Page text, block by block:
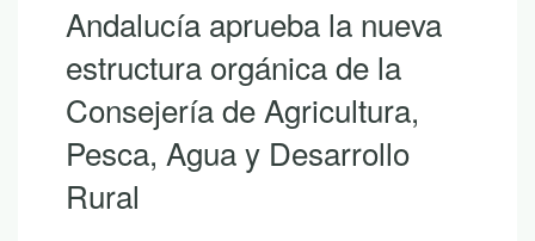
Andalucía aprueba la nueva
estructura orgánica de la
Consejería de Agricultura,
Pesca, Agua y Desarrollo
Rural